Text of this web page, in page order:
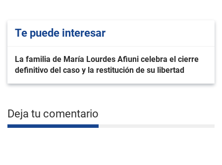
Te puede interesar
La familia de María Lourdes Afiuni celebra el cierre
definitivo del caso y la restitución de su libertad
Deja tu comentario